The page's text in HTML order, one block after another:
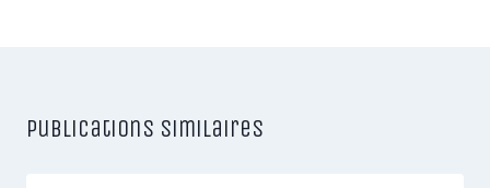
Publications similaires